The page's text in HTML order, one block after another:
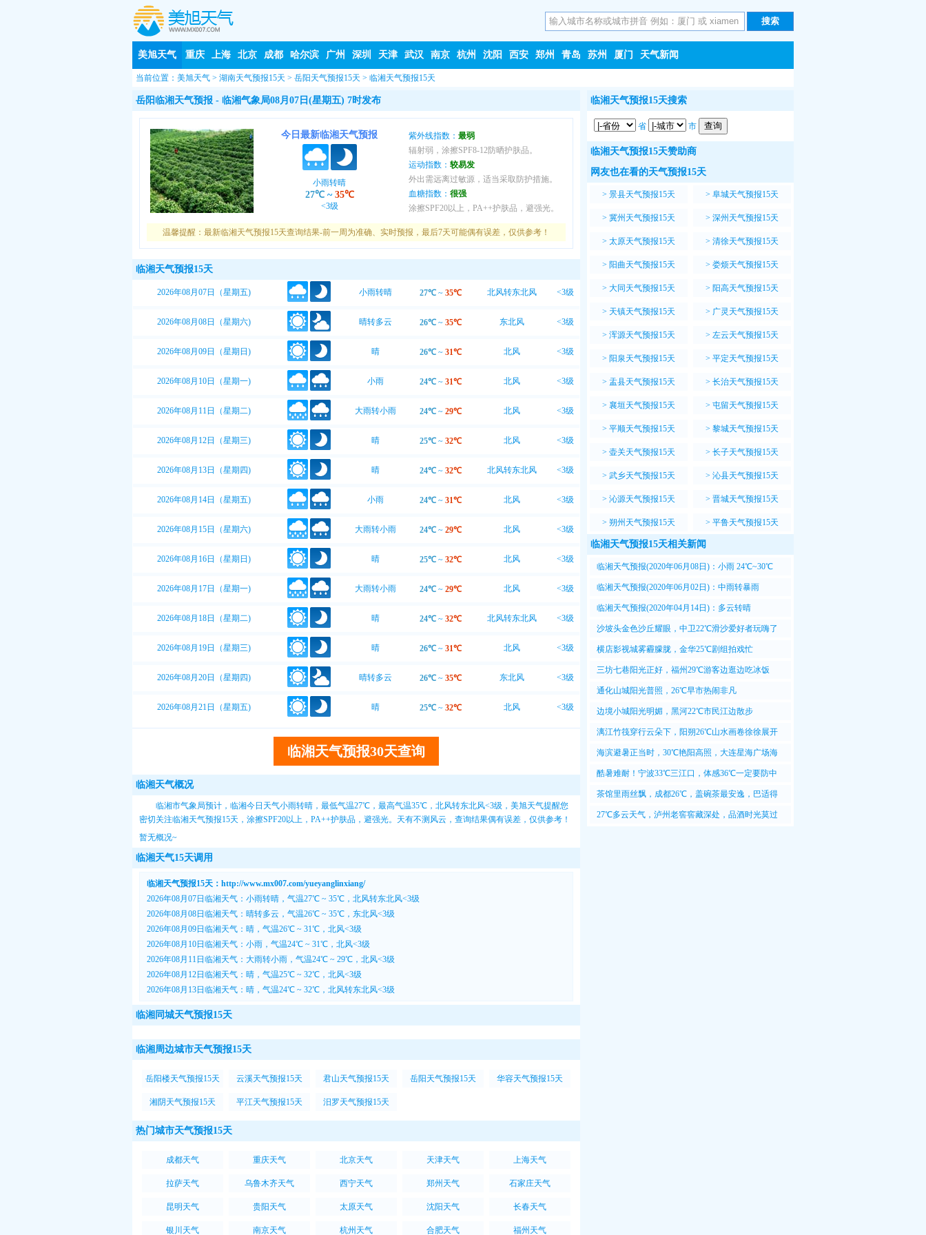
美旭天气 重庆 上海 北京 成都 哈尔滨 广州 深圳 天津 武汉 南京 杭州 沈阳 西安 郑州 青岛 苏州 厦门 天气新闻
当前位置： 美旭天气 > 湖南天气预报15天 > 岳阳天气预报15天 > 临湘天气预报15天
岳阳临湘天气预报 - 临湘气象局08月07日(星期五) 7时发布
今日最新临湘天气预报
小雨转晴
27℃~ 35℃
<3级
紫外线指数： 最弱
辐射弱，涂擦SPF8-12防晒护肤品。
运动指数： 较易发
外出需远离过敏源，适当采取防护措施。
血糖指数： 很强
涂擦SPF20以上，PA++护肤品，避强光。
温馨提醒：最新临湘天气预报15天查询结果-前一周为准确、实时预报，最后7天可能偶有误差，仅供参考！
临湘天气预报15天
2026年08月07日（星期五) 小雨转晴 27℃~ 35℃ 北风转东北风 <3级
2026年08月08日（星期六) 晴转多云 26℃~ 35℃ 东北风 <3级
2026年08月09日（星期日) 晴 26℃~ 31℃ 北风 <3级
2026年08月10日（星期一) 小雨 24℃~ 31℃ 北风 <3级
2026年08月11日（星期二) 大雨转小雨 24℃~ 29℃ 北风 <3级
2026年08月12日（星期三) 晴 25℃~ 32℃ 北风 <3级
2026年08月13日（星期四) 晴 24℃~ 32℃ 北风转东北风 <3级
2026年08月14日（星期五) 小雨 24℃~ 31℃ 北风 <3级
2026年08月15日（星期六) 大雨转小雨 24℃~ 29℃ 北风 <3级
2026年08月16日（星期日) 晴 25℃~ 32℃ 北风 <3级
2026年08月17日（星期一) 大雨转小雨 24℃~ 29℃ 北风 <3级
2026年08月18日（星期二) 晴 24℃~ 32℃ 北风转东北风 <3级
2026年08月19日（星期三) 晴 26℃~ 31℃ 北风 <3级
2026年08月20日（星期四) 晴转多云 26℃~ 35℃ 东北风 <3级
2026年08月21日（星期五) 晴 25℃~ 32℃ 北风 <3级
临湘天气预报30天查询
临湘天气概况
临湘市气象局预计，临湘今日天气小雨转晴，最低气温27℃，最高气温35℃，北风转东北风<3级， 美旭天气提醒您
密切关注临湘天气预报15天 ，涂擦SPF20以上，PA++护肤品，避强光。天有不测风云，查询结果偶有误差，仅供参考！
暂无概况~
临湘天气15天调用
临湘天气预报15天：http://www.mx007.com/yueyanglinxiang/
2026年08月07日临湘天气：小雨转晴，气温27℃ ~ 35℃，北风转东北风<3级
2026年08月08日临湘天气：晴转多云，气温26℃ ~ 35℃，东北风<3级
2026年08月09日临湘天气：晴，气温26℃ ~ 31℃，北风<3级
2026年08月10日临湘天气：小雨，气温24℃ ~ 31℃，北风<3级
2026年08月11日临湘天气：大雨转小雨，气温24℃ ~ 29℃，北风<3级
2026年08月12日临湘天气：晴，气温25℃ ~ 32℃，北风<3级
2026年08月13日临湘天气：晴，气温24℃ ~ 32℃，北风转东北风<3级
临湘同城天气预报15天
临湘周边城市天气预报15天
岳阳楼天气预报15天 云溪天气预报15天 君山天气预报15天 岳阳天气预报15天 华容天气预报15天
湘阴天气预报15天 平江天气预报15天 汨罗天气预报15天
热门城市天气预报15天
成都天气 重庆天气 北京天气 天津天气 上海天气
拉萨天气 乌鲁木齐天气 西宁天气 郑州天气 石家庄天气
昆明天气 贵阳天气 太原天气 沈阳天气 长春天气
银川天气 南京天气 杭州天气 合肥天气 福州天气
临湘天气预报15天搜索
省 市
临湘天气预报15天赞助商
网友也在看的天气预报15天
> 景县天气预报15天 > 阜城天气预报15天
> 冀州天气预报15天 > 深州天气预报15天
> 太原天气预报15天 > 清徐天气预报15天
> 阳曲天气预报15天 > 娄烦天气预报15天
> 大同天气预报15天 > 阳高天气预报15天
> 天镇天气预报15天 > 广灵天气预报15天
> 浑源天气预报15天 > 左云天气预报15天
> 阳泉天气预报15天 > 平定天气预报15天
> 盂县天气预报15天 > 长治天气预报15天
> 襄垣天气预报15天 > 屯留天气预报15天
> 平顺天气预报15天 > 黎城天气预报15天
> 壶关天气预报15天 > 长子天气预报15天
> 武乡天气预报15天 > 沁县天气预报15天
> 沁源天气预报15天 > 晋城天气预报15天
> 朔州天气预报15天 > 平鲁天气预报15天
临湘天气预报15天相关新闻
临湘天气预报(2020年06月08日)：小雨 24℃~30℃
临湘天气预报(2020年06月02日)：中雨转暴雨
22℃~28℃
临湘天气预报(2020年04月14日)：多云转晴
13℃~25℃
沙坡头金色沙丘耀眼，中卫22℃滑沙爱好者玩嗨了
横店影视城雾霾朦胧，金华25℃剧组拍戏忙
三坊七巷阳光正好，福州29℃游客边逛边吃冰饭
通化山城阳光普照，26℃早市热闹非凡
边境小城阳光明媚，黑河22℃市民江边散步
漓江竹筏穿行云朵下，阳朔26℃山水画卷徐徐展开
海滨避暑正当时，30℃艳阳高照，大连星海广场海
风爽
酷暑难耐！宁波33℃三江口，体感36℃一定要防中
暑
茶馆里雨丝飘，成都26℃，盖碗茶最安逸，巴适得
很
27℃多云天气，泸州老窖窖藏深处，品酒时光莫过